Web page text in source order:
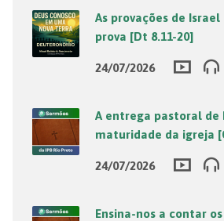
As provações de
prova [Dt 8.11-20]
24/07/2026
A entrega pastoral de
maturidade da igreja
24/07/2026
Ensina-nos a contar